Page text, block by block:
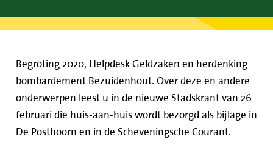
Begroting 2020, Helpdesk Geldzaken en herdenking
bombardement Bezuidenhout. Over deze en andere
onderwerpen leest u in de nieuwe Stadskrant van 26
februari die huis-aan-huis wordt bezorgd als bijlage in
De Posthoorn en in de Scheveningsche Courant.